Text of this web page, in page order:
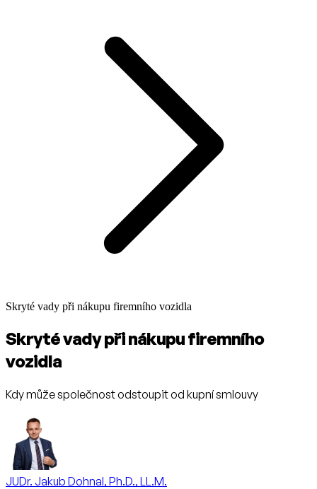
Skryté vady při nákupu firemního vozidla
Skryté vady při nákupu firemního
vozidla
Kdy může společnost odstoupit od kupní smlouvy
JUDr. Jakub Dohnal, Ph.D., LL.M.